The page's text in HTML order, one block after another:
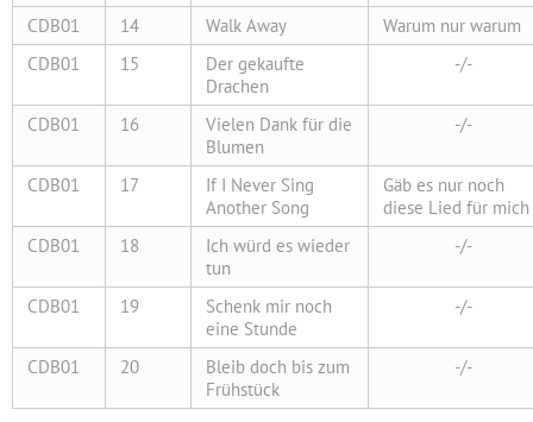
CDB01
14 Walk Away
Warum nur warum
CDB01
15
Der gekaufte
Drachen
-/-
CDB01 16
Vielen Dank für die
Blumen
-/-
CDB01 17
If I Never Sing
Another Song
Gäb es nur noch
diese Lied für mich
CDB01
18
Ich würd es wieder
tun
-/-
CDB01 19
Schenk mir noch
eine Stunde
-/-
CDB01 20
Bleib doch bis zum
Frühstück
-/-